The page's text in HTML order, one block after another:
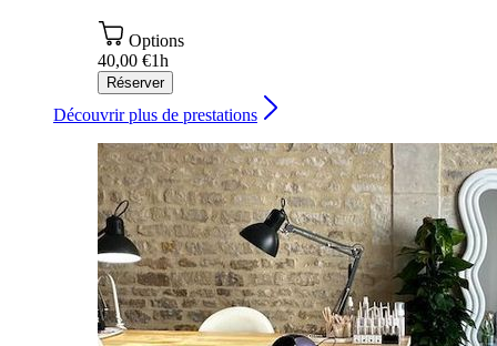
Options
40,00 €1h
Réserver
Découvrir plus de prestations